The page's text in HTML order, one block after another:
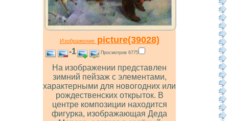
Изображениеpicture(39028)
-1 Просмотров 6775
На изображении представлен
зимний пейзаж с элементами,
характерными для новогодних или
рождественских открыток. В
центре композиции находится
фигурка, изображающая Деда